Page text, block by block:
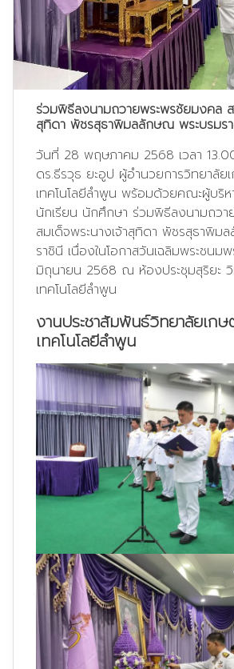
ร่วมพิธีลงนามถวายพระพรชัยมงคล ส
สุทิดา พัชรสุธาพิมลลักษณ พระบรมร
วันที่ 28 พฤษภาคม 2568 เวลา
ดร.ธีรวุธ ยะอูป ผู้อำนวยการวิทยาลัย
เทคโนโลยีลำพูน พร้อมด้วยคณะผู้บริ
นักเรียน นักศึกษา ร่วมพิธีลงนามถว
สมเด็จพระนางเจ้าสุทิดา พัชรสุธาพิ
ราชินี เนื่องในโอกาสวันเฉลิมพระชนม
มิถุนายน 2568 ณ ห้องประชุมสุริยะ วิ
เทคโนโลยีลำพูน
งานประชาสัมพันธ์วิทยาลัยเกษ
เทคโนโลยีลำพูน